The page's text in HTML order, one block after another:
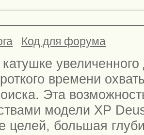
Код для форума
времени
Эта
модели XP
целей, большая